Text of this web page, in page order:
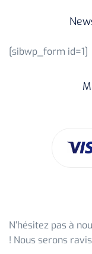
[sibwp_form id=1]
N’hésitez pas à
! Nous serons